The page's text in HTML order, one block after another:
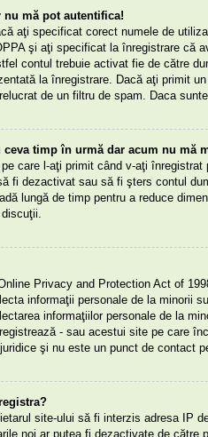
mă pot autentifica!
aţi specificat corect numele de
şi aţi specificat la înregistrare că
contul trebuie activat fie de către
la înregistrare. Dacă aţi primit
de un filtru de spam. Daca
ceva timp în urmă dar acum nu mă
care l-aţi primit când v-aţi
fi dezactivat sau să fi şters contul
lungă de timp pentru a reduce
Privacy and Protection Act of
informaţii personale de la minorii
informaţiilor personale de la
- sau acestui site pe care
şi nu este un punct de contact
site-ului să fi interzis adresa IP
noi ar putea fi dezactivate de către